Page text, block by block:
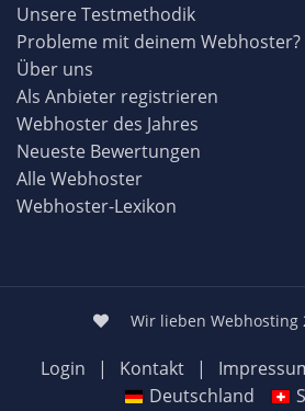
Unsere Testmethodik
Probleme mit deinem Webhoster?
Über uns
Als Anbieter registrieren
Webhoster des Jahres
Neueste Bewertungen
Alle Webhoster
Webhoster-Lexikon
Wir lieben Webhosting
Login | Kontakt |
Deutschland